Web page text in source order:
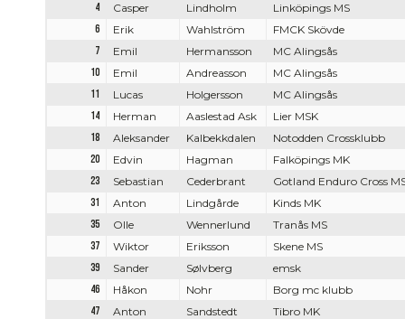
4
Casper Lindholm
Linköpings MS
6
Erik Wahlström
FMCK Skövde
7
Emil Hermansson
MC Alingsås
10
Emil Andreasson
MC Alingsås
11
Lucas Holgersson
MC Alingsås
14
Herman Aaslestad Ask
Lier MSK
18
Aleksander Kalbekkdalen
Notodden Crossklubb
20
Edvin Hagman
Falköpings MK
23
Sebastian Cederbrant
Gotland Enduro Cross
31
Anton Lindgårde
Kinds MK
35
Olle Wennerlund
Tranås MS
37
Wiktor Eriksson
Skene MS
39
Sander Sølvberg
emsk
46
Håkon Nohr
Borg mc klubb
47
Anton Sandstedt
Tibro MK